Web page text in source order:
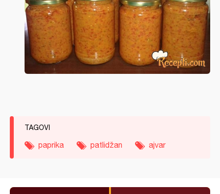
TAGOVI
paprika patlidžan ajvar